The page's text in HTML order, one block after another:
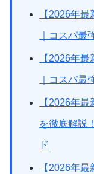
【2026年
｜コスパ最
【2026年
｜コスパ最
【2026年
を徹底解説
ド
【2026年